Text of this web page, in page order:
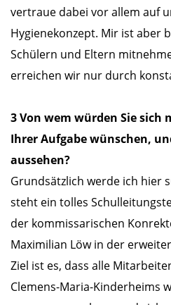
vertraue dabei vor allem auf
Hygienekonzept. Mir ist aber
Schülern und Eltern
erreichen wir nur durch
3 Von wem würden Sie
Ihrer Aufgabe wünschen,
aussehen?
Grundsätzlich werde ich hier
steht ein tolles
der kommissarischen
Maximilian Löw in der
Ziel ist es, dass alle
Clemens-Maria-Kinderheims